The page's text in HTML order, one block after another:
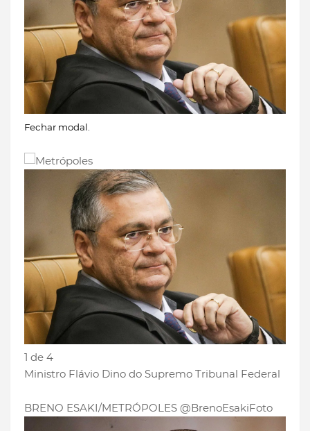
Fechar modal.
1 de 4
Ministro Flávio Dino do Supremo Tribunal Federal
BRENO ESAKI/METRÓPOLES @BrenoEsakiFoto